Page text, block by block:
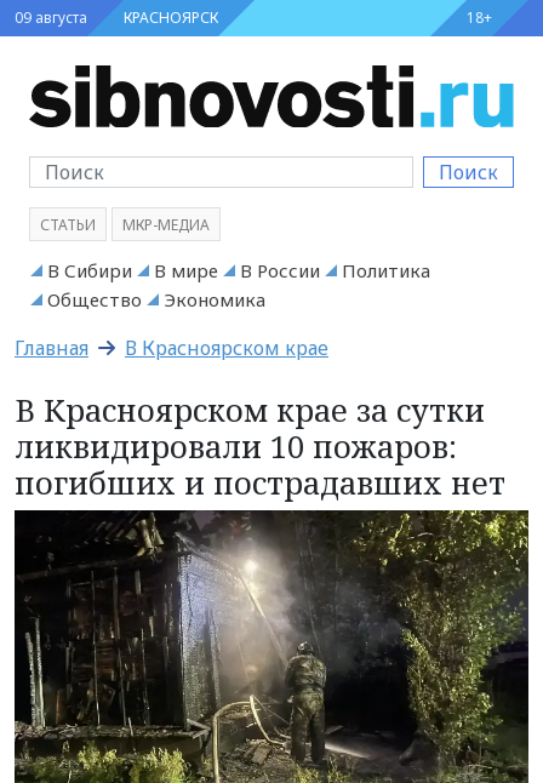
09 августа КРАСНОЯРСК 18+
Поиск
СТАТЬИ МКР-МЕДИА
В Сибири В мире В России
Политика
Общество
Экономика
Главная В Красноярском крае
В Красноярском крае за сутки
ликвидировали 10 пожаров:
погибших и пострадавших нет